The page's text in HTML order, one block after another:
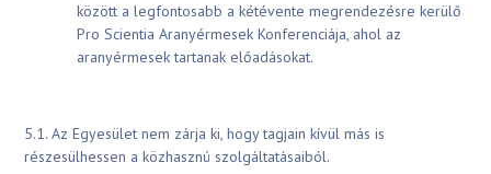
között a legfontosabb a kétévente megrendezésre kerülő
Pro Scientia Aranyérmesek Konferenciája, ahol az
aranyérmesek tartanak előadásokat.
5.1. Az Egyesület nem zárja ki, hogy tagjain kívül más is
részesülhessen a közhasznú szolgáltatásaiból.